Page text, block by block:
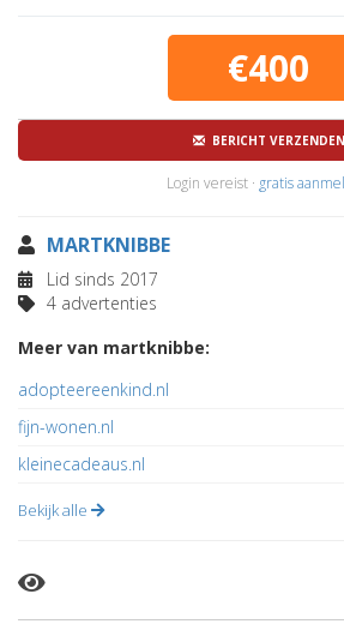
€400
BERICHT VERZENDEN
Login vereist · gratis
MARTKNIBBE
Lid sinds 2017
4 advertenties
Meer van martknibbe:
adopteereenkind.nl
fijn-wonen.nl
kleinecadeaus.nl
Bekijk alle